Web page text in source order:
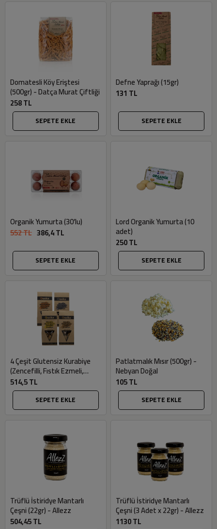
Domatesli Köy Eriştesi
(500gr) - Datça Murat Çiftliği
258 TL
SEPETE EKLE
Defne Yaprağı (15gr)
131 TL
SEPETE EKLE
Organik Yumurta (30’lu)
552 TL 386,4 TL
SEPETE EKLE
Lord Organik Yumurta (10
adet)
250 TL
SEPETE EKLE
4 Çeşit Glutensiz Kurabiye
(Zencefilli, Fıstık Ezmeli,
Tahinli, Mahlepli - 4 adet x
80gr) - Quoka
514,5 TL
SEPETE EKLE
Patlatmalık Mısır (500gr) -
Nebyan Doğal
105 TL
SEPETE EKLE
Trüflü İstiridye Mantarlı
Çeşni (22gr) - Allezz
504,45 TL
Trüflü İstiridye Mantarlı
Çeşni (3 Adet x 22gr) - Allezz
1130 TL